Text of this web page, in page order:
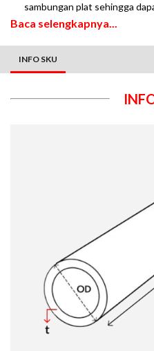
sambungan plat sehingga
Baca selengkapnya...
INFO SKU